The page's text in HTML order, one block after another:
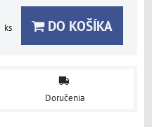
ks DO KOŠÍKA
Doručenia